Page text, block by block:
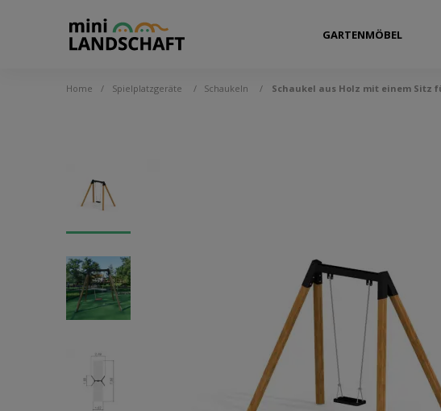
GARTENMÖBEL
Home / Spielplatzgeräte / Schaukeln / Schaukel aus Holz mit einem Sitz